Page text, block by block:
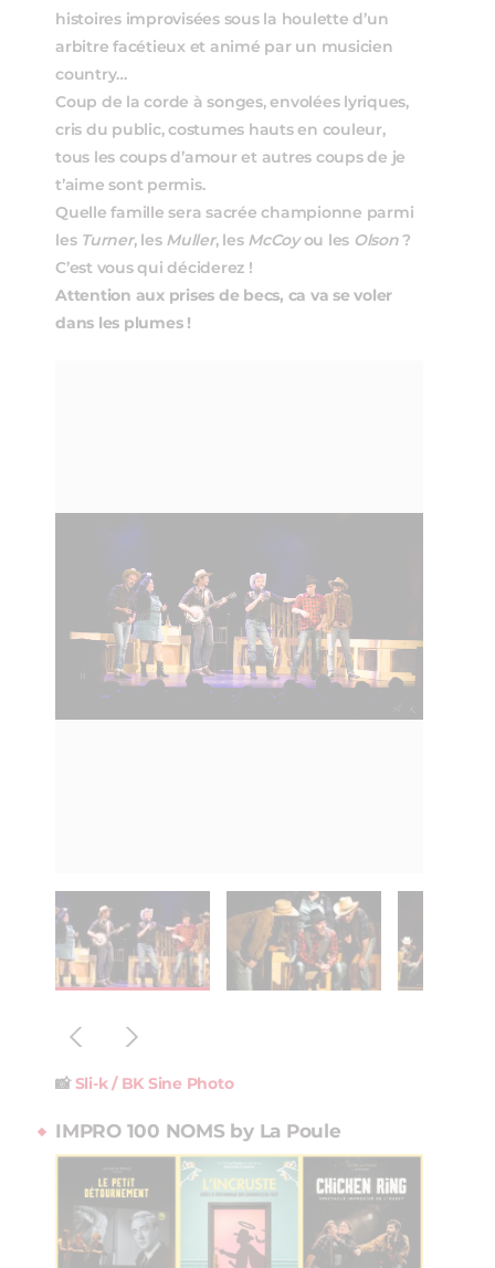
histoires improvisées sous la houlette d’un
arbitre facétieux et animé par un musicien
country…
Coup de la corde à songes, envolées lyriques,
cris du public, costumes hauts en couleur,
tous les coups d’amour et autres coups de je
t’aime sont permis.
Quelle famille sera sacrée championne parmi
les Turner, les Muller, les McCoyou les Olson?
C’est vous qui déciderez !
Attention aux prises de becs, ca va se voler
dans les plumes !
📸 Sli-k / BK Sine Photo
IMPRO 100 NOMS by La Poule